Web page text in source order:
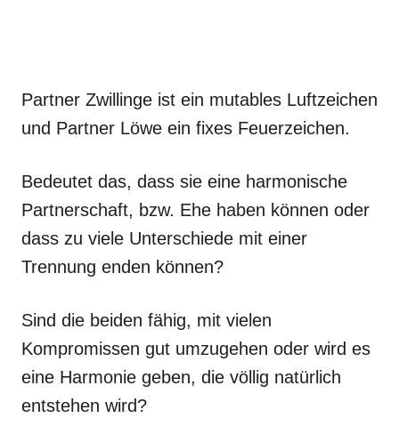
Partner Zwillinge ist ein mutables Luftzeichen
und Partner Löwe ein fixes Feuerzeichen.
Bedeutet das, dass sie eine harmonische
Partnerschaft, bzw. Ehe haben können oder
dass zu viele Unterschiede mit einer
Trennung enden können?
Sind die beiden fähig, mit vielen
Kompromissen gut umzugehen oder wird es
eine Harmonie geben, die völlig natürlich
entstehen wird?